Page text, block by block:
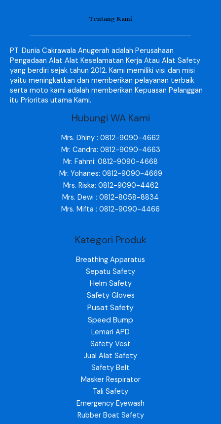
Tentang Kami
PT. Dunia Cakrawala Anugerah adalah Perusahaan
Pengadaan Alat Alat Keselamatan Kerja Atau Alat Safety
yang berdiri sejak tahun 2012. Kami memiliki visi dan misi
yaitu meningkatkan dan memberikan pelayanan terbaik
serta moto kami adalah memberikan Kepuasan Pelanggan
itu Prioritas utama Kami.
Hubungi WA Kami
Mrs. Dhiny : 0812-9090-4662
Mr. Candra: 0812-9090-4663
Mr. Fahmi: 0812-9090-4668
Mr. Yohanes: 0812-9090-4669
Mrs. Riska: 0812-9090-4462
Mrs. Dewi : 0812-8058-8834
Mrs. Mifta : 0812-9090-4466
Kategori Produk
Breathing Apparatus
Sepatu Safety
Helm Safety
Safety Gloves
Pusat Safety
Speed Bump
Lemari APD
Safety Vest
Jual Alat Safety
Safety Belt
Masker Respirator
Tali Safety
Emergency Eyewash
Rubber Boat Safety